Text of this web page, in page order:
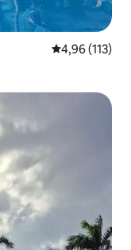
Évaluation
4,96 (113)